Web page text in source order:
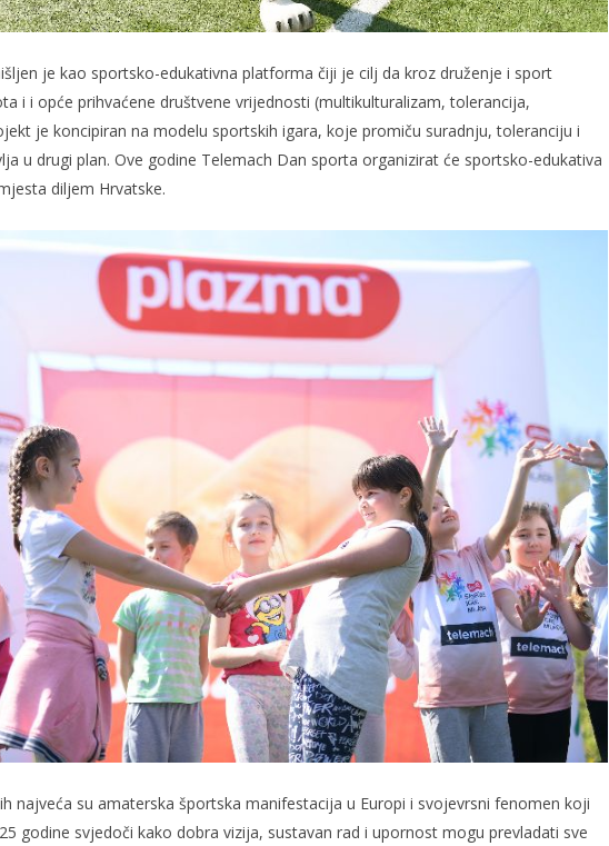
je kao sportsko-edukativna platforma čiji je cilj da kroz druženje i sport
i i opće prihvaćene društvene vrijednosti (multikulturalizam, tolerancija,
je koncipiran na modelu sportskih igara, koje promiču suradnju, toleranciju i
u drugi plan. Ove godine Telemach Dan sporta organizirat će sportsko-edukativa
diljem Hrvatske.
najveća su amaterska športska manifestacija u Europi i svojevrsni fenomen koji
godine svjedoči kako dobra vizija, sustavan rad i upornost mogu prevladati sve